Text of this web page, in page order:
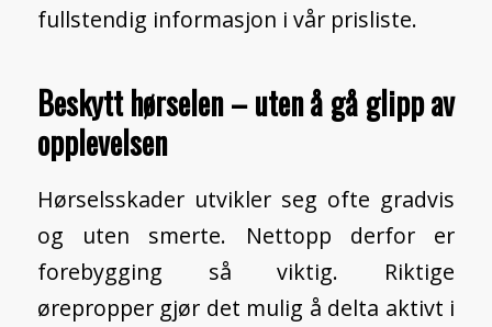
fullstendig informasjon i vår prisliste.
Beskytt hørselen – uten å gå glipp av
opplevelsen
Hørselsskader utvikler seg ofte gradvis
og uten smerte. Nettopp derfor er
forebygging så viktig. Riktige
ørepropper gjør det mulig å delta aktivt i